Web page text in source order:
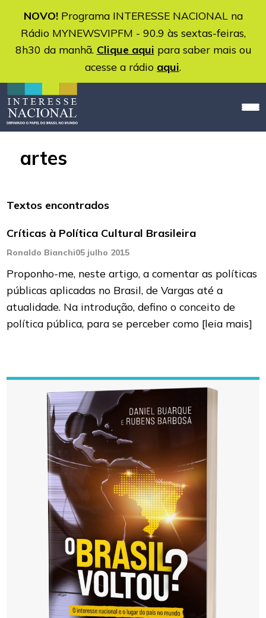
NOVO!Programa INTERESSE NACIONAL na
Rádio MYNEWSVIPFM - 90.9 às sextas-feiras,
8h30 da manhã. Clique aqui para saber mais ou
acesse a rádio aqui.
artes
Textos encontrados
Críticas à Política Cultural Brasileira
Ronaldo Bianchi05 julho 2015
Proponho-me, neste artigo, a comentar as políticas
públicas aplicadas no Brasil, de Vargas até a
atualidade. Na introdução, defino o conceito de
política pública, para se perceber como [leia mais]